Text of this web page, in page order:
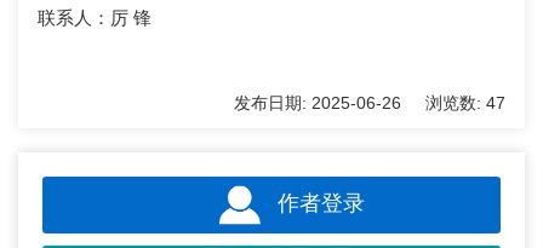
联系人：厉 锋
发布日期: 2025-06-26 浏览数: 47
作者登录